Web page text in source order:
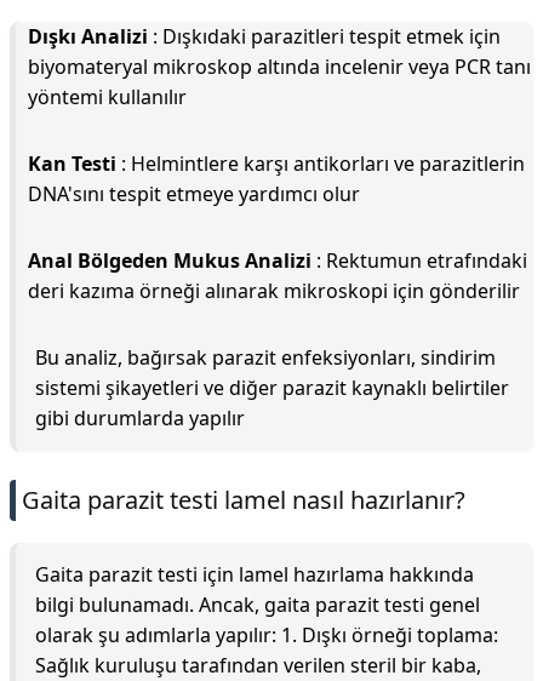
Dışkı Analizi : Dışkıdaki parazitleri tespit etmek için
biyomateryal mikroskop altında incelenir veya PCR tanı
yöntemi kullanılır
Kan Testi : Helmintlere karşı antikorları ve parazitlerin
DNA'sını tespit etmeye yardımcı olur
Anal Bölgeden Mukus Analizi : Rektumun etrafındaki
deri kazıma örneği alınarak mikroskopi için gönderilir
Bu analiz, bağırsak parazit enfeksiyonları, sindirim
sistemi şikayetleri ve diğer parazit kaynaklı belirtiler
gibi durumlarda yapılır
Gaita parazit testi lamel nasıl hazırlanır?
Gaita parazit testi için lamel hazırlama hakkında
bilgi bulunamadı. Ancak, gaita parazit testi genel
olarak şu adımlarla yapılır: 1. Dışkı örneği toplama:
Sağlık kuruluşu tarafından verilen steril bir kaba,